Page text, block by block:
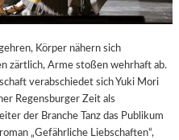
Körper nähern sich
zärtlich, Arme stoßen wehrhaft ab.
verabschiedet sich Yuki Mori
Regensburger Zeit als
der Branche Tanz das Publikum
„Gefährliche Liebschaften“,